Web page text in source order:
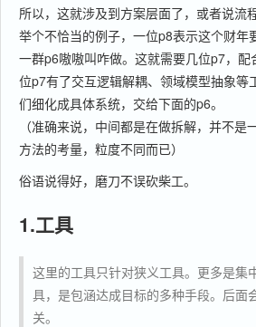
所以，这就涉及到方案层面了，或者说流
举个不恰当的例子，一位p8表示这个财年
一群p6嗷嗷叫咋做。这就需要几位p7，
位p7有了交互逻辑解耦、领域模型抽象等
们细化成具体系统，交给下面的p6。
（准确来说，中间都是在做拆解，并不
方法的考量，粒度不同而已）
俗语说得好，磨刀不误砍柴工。
1.工具
这里的工具只针对狭义工具。更多是集
具，是包涵达成目标的多种手段。后面
关。